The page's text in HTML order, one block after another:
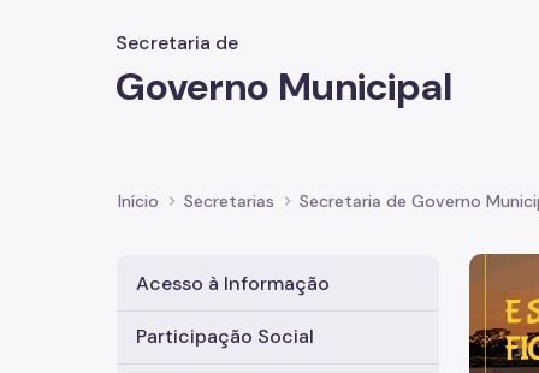
Secretaria de
Governo Municipal
Início Secretarias Secretaria de Governo
Acesso à Informação
Participação Social